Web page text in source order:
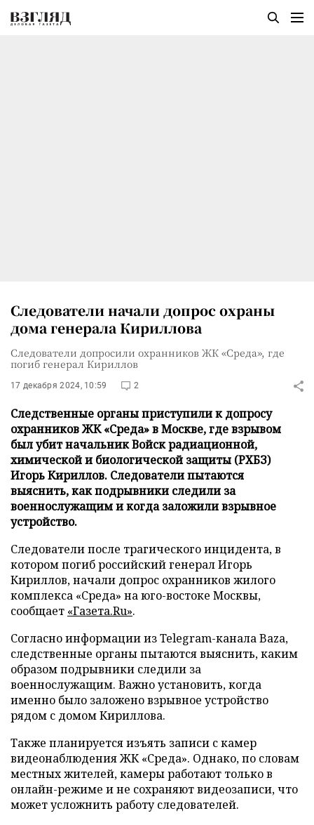
Следователи начали допрос охраны
дома генерала Кириллова
Следователи допросили охранников ЖК «Среда», где
погиб генерал Кириллов
17 декабря 2024, 10:59 2
Следственные органы приступили к допросу
охранников ЖК «Среда» в Москве, где взрывом
был убит начальник Войск радиационной,
химической и биологической защиты (РХБЗ)
Игорь Кириллов. Следователи пытаются
выяснить, как подрывники следили за
военнослужащим и когда заложили взрывное
устройство.
Следователи после трагического инцидента, в
котором погиб российский генерал Игорь
Кириллов, начали допрос охранников жилого
комплекса «Среда» на юго-востоке Москвы,
сообщает «Газета.Ru».
Согласно информации из Telegram-канала Baza,
следственные органы пытаются выяснить, каким
образом подрывники следили за
военнослужащим. Важно установить, когда
именно было заложено взрывное устройство
рядом с домом Кириллова.
Также планируется изъять записи с камер
видеонаблюдения ЖК «Среда». Однако, по словам
местных жителей, камеры работают только в
онлайн-режиме и не сохраняют видеозаписи, что
может усложнить работу следователей.